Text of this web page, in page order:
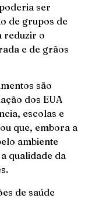
ser
de grupos de
reduzir o
e de grãos
são
dos EUA
escolas e
que, embora a
ambiente
qualidade da
de saúde